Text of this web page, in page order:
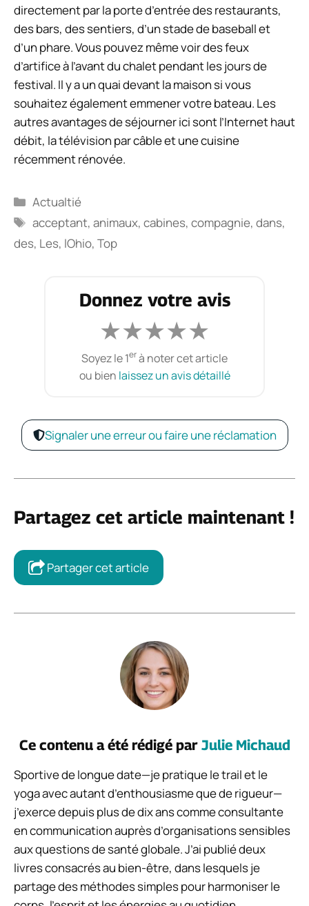
directement par la porte d’entrée des restaurants,
des bars, des sentiers, d’un stade de baseball et
d’un phare. Vous pouvez même voir des feux
d’artifice à l’avant du chalet pendant les jours de
festival. Il y a un quai devant la maison si vous
souhaitez également emmener votre bateau. Les
autres avantages de séjourner ici sont l’Internet haut
débit, la télévision par câble et une cuisine
récemment rénovée.
Catégories
Actualtié
Étiquettes
acceptant,animaux,cabines,compagnie,dans,
des, Les, lOhio, Top
Donnez votre avis
★★★★★
Soyez le 1erà noter cet article
ou bien laissez un avis détaillé
Signaler une erreur ou faire une réclamation
Partagez cet article maintenant !
Partager cet article
Ce contenu a été rédigé par Julie Michaud
Sportive de longue date—je pratique le trail et le
yoga avec autant d’enthousiasme que de rigueur—
j’exerce depuis plus de dix ans comme consultante
en communication auprès d’organisations sensibles
aux questions de santé globale. J’ai publié deux
livres consacrés au bien-être, dans lesquels je
partage des méthodes simples pour harmoniser le